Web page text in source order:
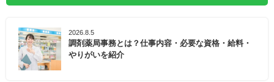
2026.8.5
調剤薬局事務とは？仕事内容・必要な資格・給料・
やりがいを紹介